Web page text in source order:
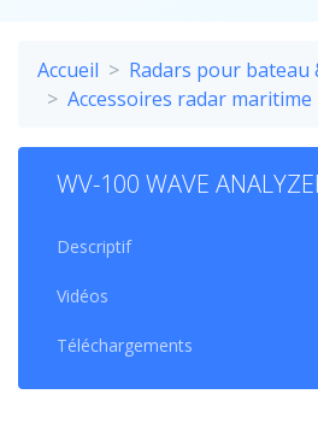
Accueil
Radars pour bateau
Accessoires radar maritime
WV-100 WAVE
Descriptif
Vidéos
Téléchargements